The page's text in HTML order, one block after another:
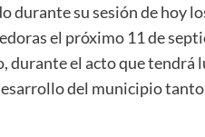
durante su sesión de hoy
el próximo 11 de
el acto que tendrá
del municipio tanto